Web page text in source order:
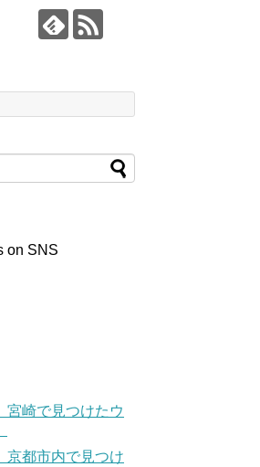
on SNS
宮崎で見つけたウ
京都市内で見つけ